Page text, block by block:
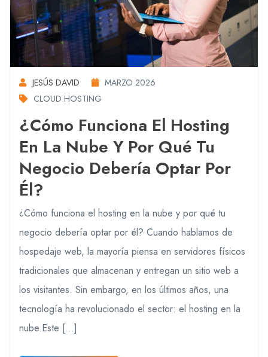
JESÚS DAVID
MARZO 2026
CLOUD HOSTING
¿Cómo Funciona El Hosting
En La Nube Y Por Qué Tu
Negocio Debería Optar Por
Él?
¿Cómo funciona el hosting en la nube y por qué tu
negocio debería optar por él? Cuando hablamos de
hospedaje web, la mayoría piensa en servidores físicos
tradicionales que almacenan y entregan un sitio web a
los visitantes. Sin embargo, en los últimos años, una
tecnología ha revolucionado el sector: el hosting en la
nube.Este […]